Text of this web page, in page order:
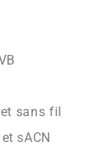
sans fil
sACN